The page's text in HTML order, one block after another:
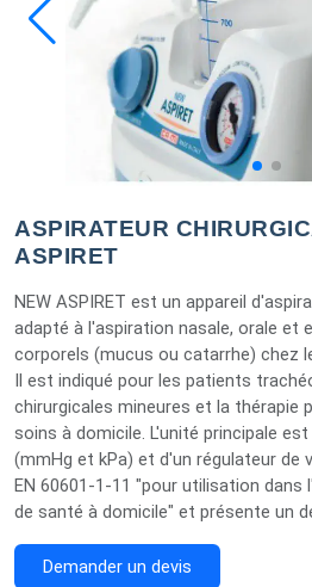
ASPIRATEUR
ASPIRET
NEW ASPIRET est un appareil
adapté à l'aspiration nasale, orale et
corporels (mucus ou catarrhe) chez
Il est indiqué pour les patients
chirurgicales mineures et la thérapie
soins à domicile. L'unité principale
(mmHg et kPa) et d'un régulateur de
EN 60601-1-11 "pour utilisation dans
de santé à domicile" et présente un
Demander un devis